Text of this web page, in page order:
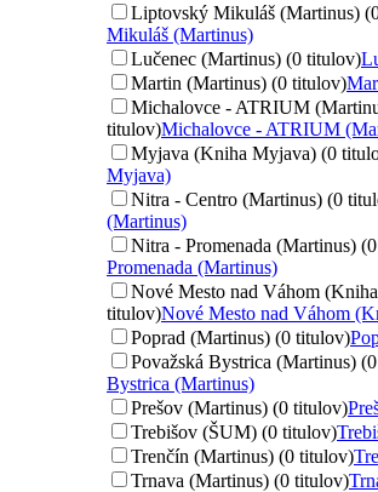
Liptovský Mikuláš (Martinus)
Mikuláš (Martinus)
Lučenec (Martinus) (0 titulov)
Martin (Martinus) (0 titulov)
Michalovce - ATRIUM
titulov)Michalovce - ATRIUM
Myjava (Kniha Myjava) (0
Myjava)
Nitra - Centro (Martinus) (0
(Martinus)
Nitra - Promenada (Martinus)
Promenada (Martinus)
Nové Mesto nad Váhom
titulov)Nové Mesto nad Váhom
Poprad (Martinus) (0 titulov)
Považská Bystrica (Martinus)
Bystrica (Martinus)
Prešov (Martinus) (0 titulov)
Trebišov (ŠUM) (0 titulov)
Trenčín (Martinus) (0 titulov)
Trnava (Martinus) (0 titulov)